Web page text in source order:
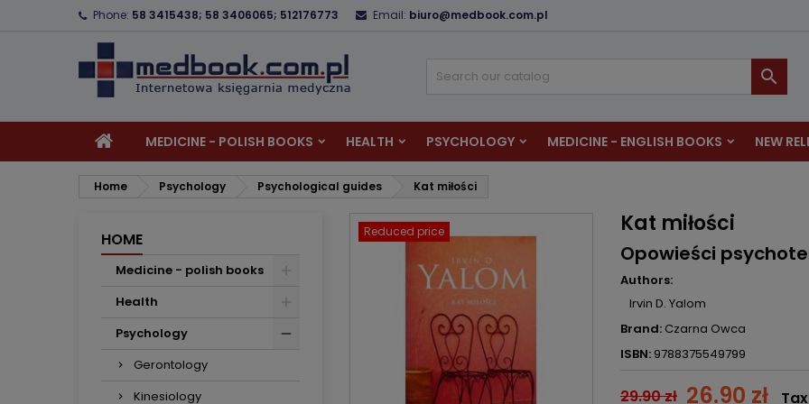
Phone: 58 3415438; 58 3406065; 512176773 Email: biuro@medbook.com.pl

MEDICINE - POLISH BOOKS HEALTH PSYCHOLOGY MEDICINE - ENGLISH BOOKS NEW
Home Psychology Psychological guides Kat miłości
HOME
Medicine - polish books
Health
Psychology
Gerontology
Kinesiology
Reduced price Kat miłości
Opowieści
Authors:
Irvin D. Yalom
Brand: Czarna Owca
ISBN: 9788375549799
29.90 zł 26.90 zł
You need to be logged in to save products in your wishlist.